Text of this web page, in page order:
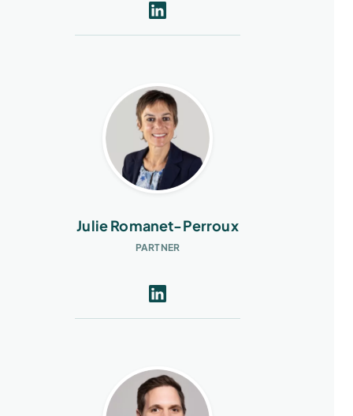
Julie Romanet-Perroux
PARTNER